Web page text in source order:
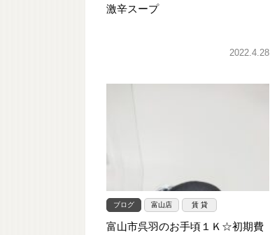
激辛スープ
2022.4.28
ブログ 富山店 賃 貸
富山市呉羽のお手頃１Ｋ☆初期費